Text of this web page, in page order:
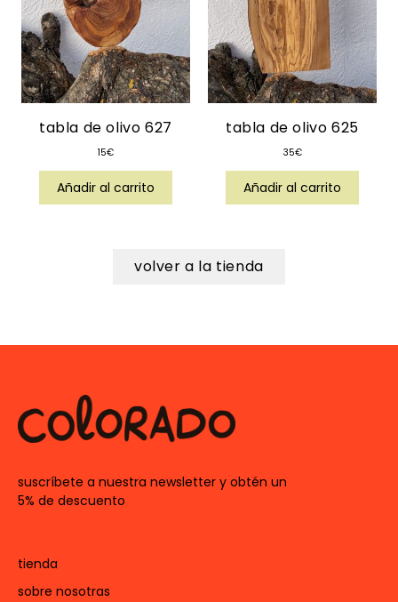
tabla de olivo 627
15€
Añadir al carrito
tabla de olivo 625
35€
Añadir al carrito
volver a la tienda
suscríbete a nuestra newsletter y obtén un
5% de descuento
tienda
sobre nosotras